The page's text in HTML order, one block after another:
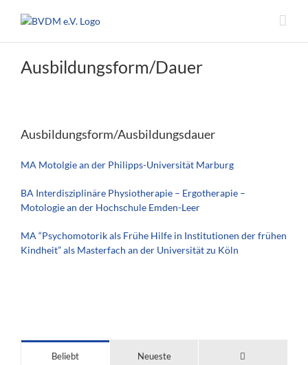
Inhalt
Ausbildungsform/Dauer
Ausbildungsform/Ausbildungsdauer
MA Motolgie an der Philipps-Universität Marburg
BA Interdisziplinäre Physiotherapie – Ergotherapie –
Motologie an der Hochschule Emden-Leer
MA “Psychomotorik als Frühe Hilfe in Institutionen der frühen
Kindheit” als Masterfach an der Universität zu Köln
Beliebt Neueste